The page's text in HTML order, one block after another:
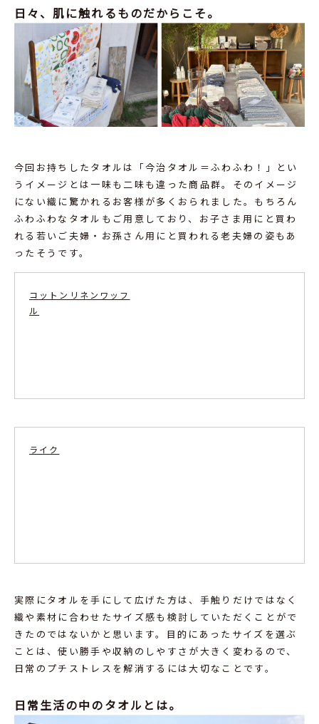
日々、肌に触れるものだからこそ。
今回お持ちしたタオルは「今治タオル＝ふわふわ！」とい
うイメージとは一味も二味も違った商品群。そのイメージ
にない織に驚かれるお客様が多くおられました。もちろん
ふわふわなタオルもご用意しており、お子さま用にと買わ
れる若いご夫婦・お孫さん用にと買われる老夫婦の姿もあ
ったそうです。
コットンリネンワッフ
ル
ライク
実際にタオルを手にして広げた方は、手触りだけではなく
織や素材に合わせたサイズ感も検討していただくことがで
きたのではないかと思います。目的にあったサイズを選ぶ
ことは、使い勝手や収納のしやすさが大きく変わるので、
日常のプチストレスを解消するには大切なことです。
日常生活の中のタオルとは。